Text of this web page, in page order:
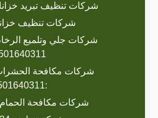
شركات تنظيف تبريد
شركات تنظيف
شركات جلي وتلميع
شركات مكافحة
:0501640311
شركات مكافحة الحمام